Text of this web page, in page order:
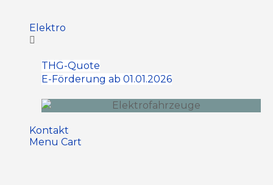
Elektro
THG-Quote
E-Förderung ab 01.01.2026
Kontakt
Menu Cart